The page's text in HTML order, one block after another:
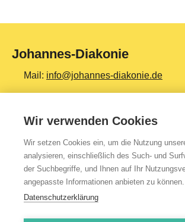
Johannes-Diakonie
Mail: info@johannes-diakonie.de
Tel:06261 - 88-0
Top Themen
Teilhabe & Assistenz
Altenpflege
Wir verwenden Cookies
Wir setzen Cookies ein, um die Nutzung
analysieren, einschließlich des Such- und
der Suchbegriffe, und Ihnen auf Ihr
angepasste Informationen anbieten zu können.
Datenschutzerklärung